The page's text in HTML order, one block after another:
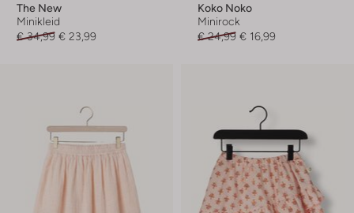
The New
Minikleid
€ 34,99 € 23,99
Koko Noko
Minirock
€ 24,99 € 16,99